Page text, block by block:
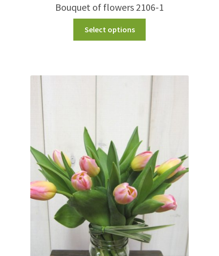
Bouquet of flowers 2106-1
Select options